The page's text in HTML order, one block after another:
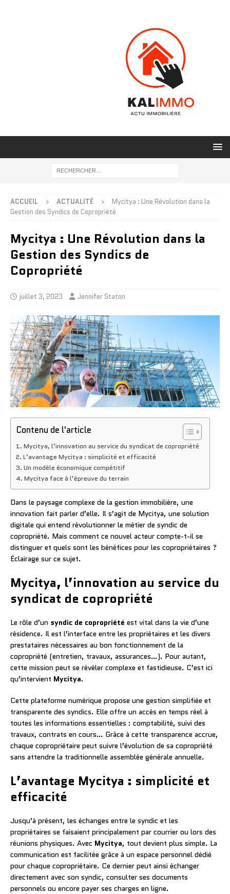
ACCUEIL ACTUALITÉ
Mycitya : Une Révolution dans la
Gestion des Syndics de Copropriété
Mycitya : Une Révolution dans la
Gestion des Syndics de
Copropriété
juillet 3, 2023 Jennifer Staton
Contenu de l'article
Mycitya, l’innovation au service du syndicat de copropriété
L’avantage Mycitya : simplicité et efficacité
Un modèle économique compétitif
Mycitya face à l’épreuve du terrain
Dans le paysage complexe de la gestion immobilière, une
innovation fait parler d’elle. Il s’agit de Mycitya, une solution
digitale qui entend révolutionner le métier de syndic de
copropriété. Mais comment ce nouvel acteur compte-t-il se
distinguer et quels sont les bénéfices pour les copropriétaires ?
Éclairage sur ce sujet.
Mycitya, l’innovation au service du
syndicat de copropriété
Le rôle d’un syndic de copropriété est vital dans la vie d’une
résidence. Il est l’interface entre les propriétaires et les divers
prestataires nécessaires au bon fonctionnement de la
copropriété (entretien, travaux, assurances…). Pour autant,
cette mission peut se révéler complexe et fastidieuse. C’est ici
qu’intervient Mycitya.
Cette plateforme numérique propose une gestion simplifiée et
transparente des syndics. Elle offre un accès en temps réel à
toutes les informations essentielles : comptabilité, suivi des
travaux, contrats en cours… Grâce à cette transparence accrue,
chaque copropriétaire peut suivre l’évolution de sa copropriété
sans attendre la traditionnelle assemblée générale annuelle.
L’avantage Mycitya : simplicité et
efficacité
Jusqu’à présent, les échanges entre le syndic et les
propriétaires se faisaient principalement par courrier ou lors des
réunions physiques. Avec Mycitya, tout devient plus simple. La
communication est facilitée grâce à un espace personnel dédié
pour chaque copropriétaire. Ce dernier peut ainsi échanger
directement avec son syndic, consulter ses documents
personnels ou encore payer ses charges en ligne.